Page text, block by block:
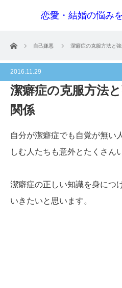
恋愛・結婚の悩み
ホーム 自己嫌悪 潔癖症の克服方法と
2016.11.29
潔癖症の克服方法
関係
自分が潔癖症でも自覚が無い
しむ人たちも意外とたくさん
潔癖症の正しい知識を身につ
いきたいと思います。